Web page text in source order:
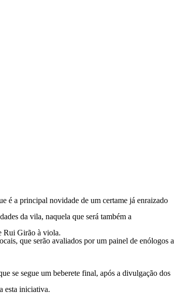
é a principal novidade de um certame já enraizado
da vila, naquela que será também a
Rui Girão à viola.
que serão avaliados por um painel de enólogos a
se segue um beberete final, após a divulgação dos
esta iniciativa.